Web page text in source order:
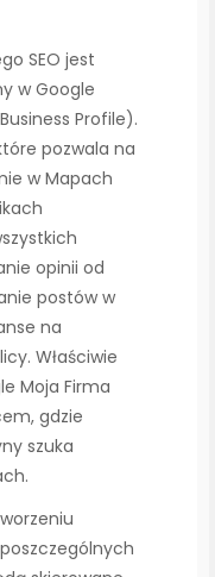
SEO jest
w Google
Profile).
pozwala na
w Mapach
opinii od
postów w
na
Właściwie
Moja Firma
gdzie
szuka